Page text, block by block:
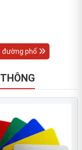
đường phố